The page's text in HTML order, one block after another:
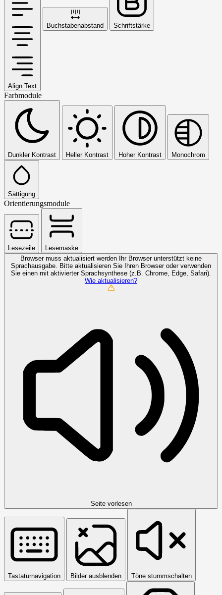
Align Text
Buchstabenabstand Schriftstärke
Farbmodule
Dunkler Kontrast Heller Kontrast Hoher Kontrast Monochrom
Sättigung
Orientierungsmodule
Lesezeile
Lesemaske
Browser muss aktualisiert werden
Ihr Browser unterstützt keine
Sprachausgabe. Bitte aktualisieren Sie Ihren Browser oder verwenden
Sie einen mit aktivierter Sprachsynthese (z.B. Chrome, Edge, Safari).
Wie aktualisieren?
Seite vorlesen
Tastaturnavigation Bilder ausblenden Töne stummschalten